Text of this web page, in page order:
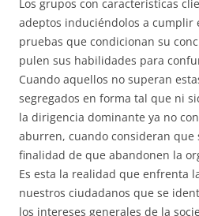
Los grupos con características
adeptos induciéndolos a cumplir
pruebas que condicionan su
pulen sus habilidades para
Cuando aquellos no superan
segregados en forma tal que ni
la dirigencia dominante ya no
aburren, cuando consideran que
finalidad de que abandonen la
Es esta la realidad que enfrenta
nuestros ciudadanos que se
los intereses generales de la